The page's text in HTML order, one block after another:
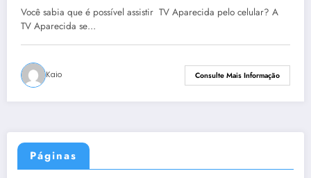
Você sabia que é possível assistir ​ TV Aparecida pelo celular? A
TV Aparecida se…
Kaio Consulte Mais Informação
Páginas